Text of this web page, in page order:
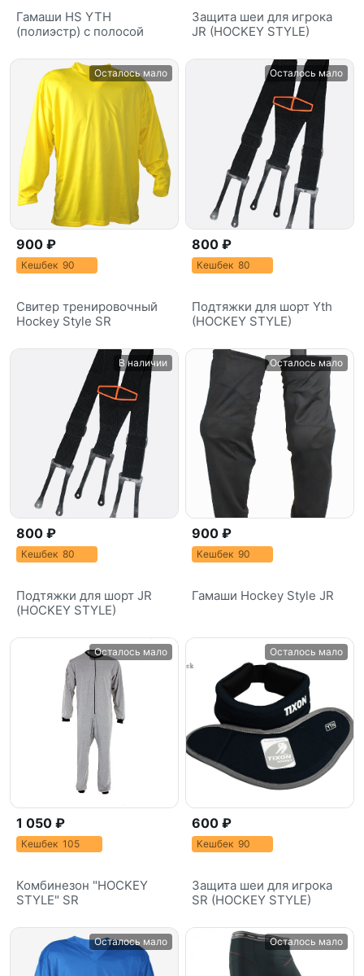
Гамаши HS YTH
(полиэстр) с полосой
Защита шеи для игрока
JR (HOCKEY STYLE)
Осталось мало
900 ₽
Кешбек 90
Свитер тренировочный
Hockey Style SR
Осталось мало
800 ₽
Кешбек 80
Подтяжки для шорт Yth
(HOCKEY STYLE)
В наличии
800 ₽
Кешбек 80
Подтяжки для шорт JR
(HOCKEY STYLE)
Осталось мало
900 ₽
Кешбек 90
Гамаши Hockey Style JR
Осталось мало
1 050 ₽
Кешбек 105
Комбинезон "HOCKEY
STYLE" SR
Осталось мало
600 ₽
Кешбек 90
Защита шеи для игрока
SR (HOCKEY STYLE)
Осталось мало Осталось мало